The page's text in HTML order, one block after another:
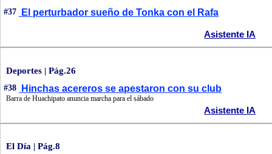
#37 El perturbador sueño de Tonka con el Rafa
Asistente IA
Deportes | Pág.26
#38 Hinchas acereros se apestaron con su club
Barra de Huachipato anuncia marcha para el sábado
Asistente IA
El Día | Pág.8